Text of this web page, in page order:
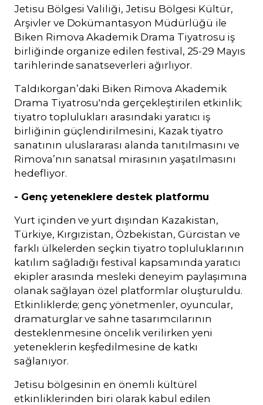
Jetisu Bölgesi Valiliği, Jetisu Bölgesi Kültür,
Arşivler ve Dokümantasyon Müdürlüğü ile
Biken Rimova Akademik Drama Tiyatrosu iş
birliğinde organize edilen festival, 25-29 Mayıs
tarihlerinde sanatseverleri ağırlıyor.
Taldıkorgan’daki Biken Rimova Akademik
Drama Tiyatrosu'nda gerçekleştirilen etkinlik;
tiyatro toplulukları arasındaki yaratıcı iş
birliğinin güçlendirilmesini, Kazak tiyatro
sanatının uluslararası alanda tanıtılmasını ve
Rimova’nın sanatsal mirasının yaşatılmasını
hedefliyor.
- Genç yeteneklere destek platformu
Yurt içinden ve yurt dışından Kazakistan,
Türkiye, Kırgızistan, Özbekistan, Gürcistan ve
farklı ülkelerden seçkin tiyatro topluluklarının
katılım sağladığı festival kapsamındayaratıcı
ekipler arasında mesleki deneyim paylaşımına
olanak sağlayan özel platformlar oluşturuldu.
Etkinliklerde; genç yönetmenler, oyuncular,
dramaturglar ve sahne tasarımcılarının
desteklenmesine öncelik verilirken yeni
yeteneklerin keşfedilmesine de katkı
sağlanıyor.
Jetisu bölgesinin en önemli kültürel
etkinliklerinden biri olarak kabul edilen